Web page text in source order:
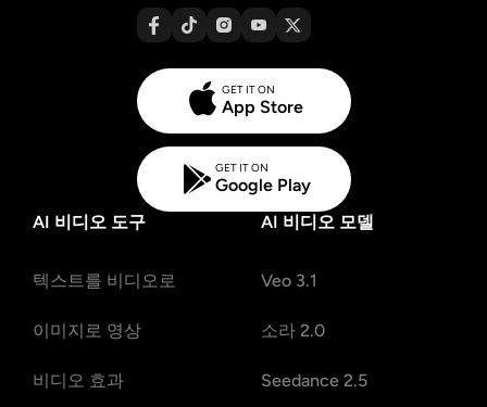
GET IT ON
App Store
GET IT ON
Google Play
AI 비디오 도구
텍스트를 비디오로
이미지로 영상
비디오 효과
AI 비디오 모델
Veo 3.1
소라 2.0
Seedance 2.5